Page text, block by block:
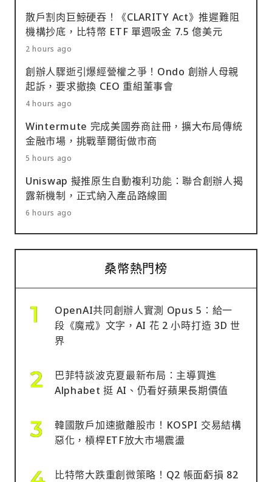
散戶割肉巨鯨硬吞！《CLARITY Act》推遲難阻
機構抄底，比特幣 ETF 單週吸金 7.5 億美元
2 hours ago
創辦人驟逝引爆經營權之爭！Ondo 創辦人母親
起訴，要求撤換 CEO 重組董事會
4 hours ago
Wintermute 完成美國券商註冊，擴大布局傳統
金融市場，挑戰華爾街做市商
5 hours ago
Uniswap 擬推原生自動複利功能：聯合創辦人揭
露新機制，正式納入產品路線圖
6 hours ago
桑幣熱門榜
OpenAI共同創辦人實測 Opus 5：給一
段《魔戒》文字，AI 花 2 小時打造 3D 世
界
巴菲特談波克夏最新布局：主導買進
Alphabet 挺 AI、仍看好蘋果長期價值
韓國散戶加速撤離股市！KOSPI 交易結構
惡化，槓桿ETF放大市場震盪
比特幣大跌重創微策略！Q2 帳面虧損 82